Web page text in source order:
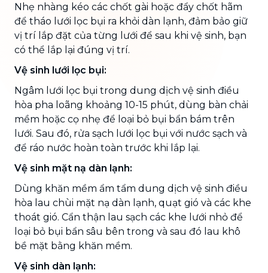
Nhẹ nhàng kéo các chốt gài hoặc đẩy chốt hãm
để tháo lưới lọc bụi ra khỏi dàn lạnh, đảm bảo giữ
vị trí lắp đặt của từng lưới để sau khi vệ sinh, bạn
có thể lắp lại đúng vị trí.
Vệ sinh lưới lọc bụi:
Ngâm lưới lọc bụi trong dung dịch vệ sinh điều
hòa pha loãng khoảng 10-15 phút, dùng bàn chải
mềm hoặc cọ nhẹ để loại bỏ bụi bẩn bám trên
lưới. Sau đó, rửa sạch lưới lọc bụi với nước sạch và
để ráo nước hoàn toàn trước khi lắp lại.
Vệ sinh mặt nạ dàn lạnh:
Dùng khăn mềm ẩm tẩm dung dịch vệ sinh điều
hòa lau chùi mặt nạ dàn lạnh, quạt gió và các khe
thoát gió. Cẩn thận lau sạch các khe lưới nhỏ để
loại bỏ bụi bẩn sâu bên trong và sau đó lau khô
bề mặt bằng khăn mềm.
Vệ sinh dàn lạnh: